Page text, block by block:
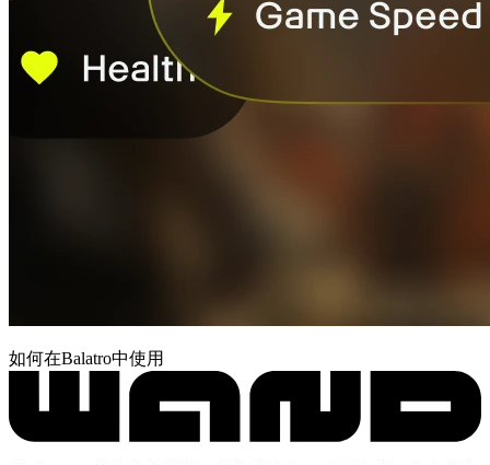
如何在Balatro中使用